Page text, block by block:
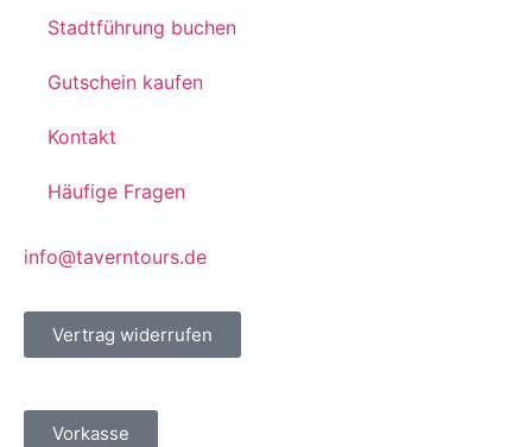
Stadtführung buchen
Gutschein kaufen
Kontakt
Häufige Fragen
info@taverntours.de
Vertrag widerrufen
Vorkasse